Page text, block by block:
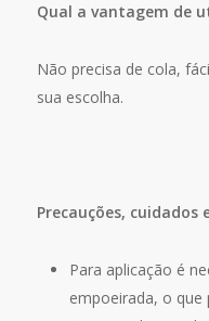
Qual a vantagem de
Não precisa de cola,
sua escolha.
Precauções,
Para aplicação é
empoeirada, o que